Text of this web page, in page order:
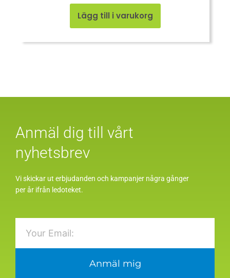
Lägg till i varukorg
Anmäl dig till vårt
nyhetsbrev
Vi skickar ut erbjudanden och kampanjer några gånger
per år ifrån ledoteket.
Anmäl mig